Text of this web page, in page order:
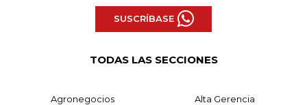
SUSCRÍBASE
TODAS LAS SECCIONES
Agronegocios Alta Gerencia